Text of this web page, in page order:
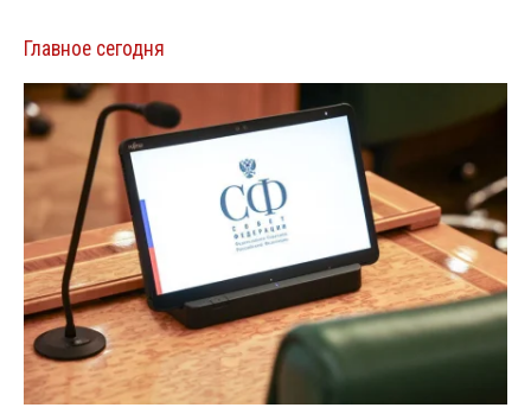
Главное сегодня